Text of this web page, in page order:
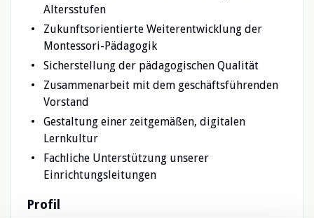
Altersstufen
Zukunftsorientierte Weiterentwicklung der
Montessori-Pädagogik
Sicherstellung der pädagogischen Qualität
Zusammenarbeit mit dem geschäftsführenden
Vorstand
Gestaltung einer zeitgemäßen, digitalen
Lernkultur
Fachliche Unterstützung unserer
Einrichtungsleitungen
Profil